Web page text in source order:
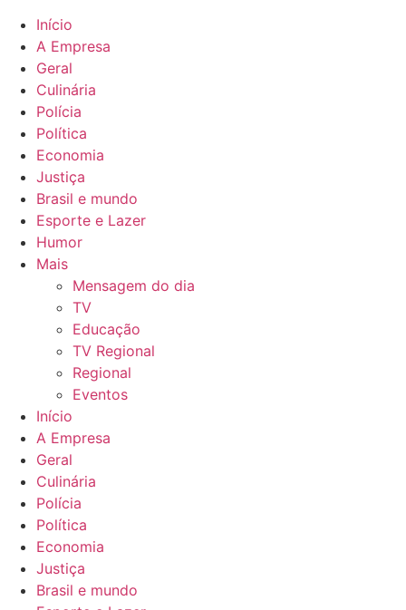
Início
A Empresa
Geral
Culinária
Polícia
Política
Economia
Justiça
Brasil e mundo
Esporte e Lazer
Humor
Mais
Mensagem do dia
TV
Educação
TV Regional
Regional
Eventos
Início
A Empresa
Geral
Culinária
Polícia
Política
Economia
Justiça
Brasil e mundo